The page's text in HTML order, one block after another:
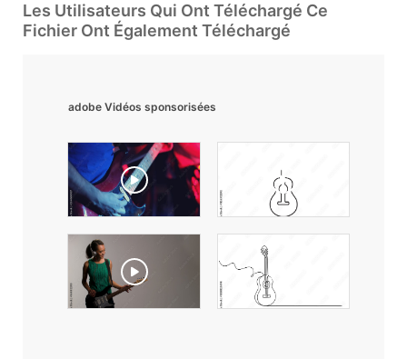
Les Utilisateurs Qui Ont Téléchargé Ce
Fichier Ont Également Téléchargé
adobe Vidéos sponsorisées